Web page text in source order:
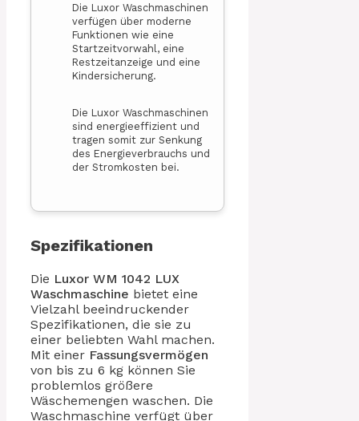
Die Luxor Waschmaschinen
verfügen über moderne
Funktionen wie eine
Startzeitvorwahl, eine
Restzeitanzeige und eine
Kindersicherung.
Die Luxor Waschmaschinen
sind energieeffizient und
tragen somit zur Senkung
des Energieverbrauchs und
der Stromkosten bei.
Spezifikationen
Die Luxor WM 1042 LUX
Waschmaschine bietet eine
Vielzahl beeindruckender
Spezifikationen, die sie zu
einer beliebten Wahl machen.
Mit einer Fassungsvermögen
von bis zu 6 kg können Sie
problemlos größere
Wäschemengen waschen. Die
Waschmaschine verfügt über